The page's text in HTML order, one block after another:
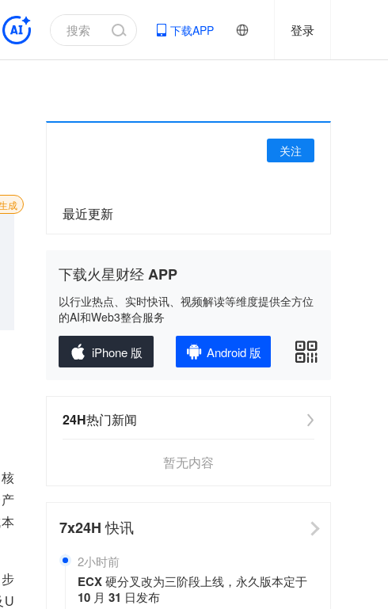
下载APP 登录
成
U
关注
最近更新
下载火星财经 APP
以行业热点、实时快讯、视频解读等维度提供全方位
的AI和Web3整合服务
iPhone 版 Android 版
24H热门新闻
暂无内容
7x24H快讯
2小时前
ECX 硬分叉改为三阶段上线，永久版本定于
10 月 31 日发布